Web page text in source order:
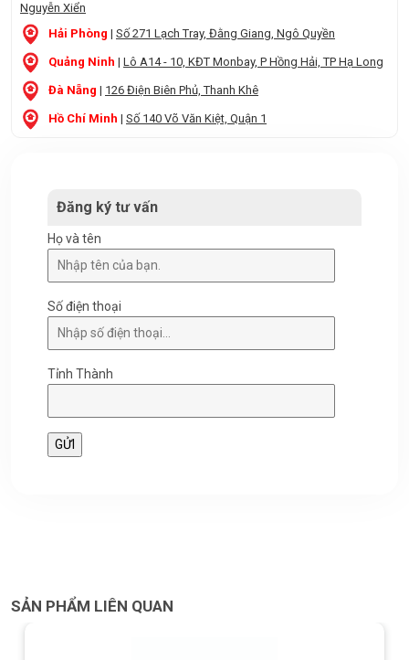
Nguyễn Xiển
Hải Phòng | Số 271 Lạch Tray, Đằng Giang, Ngô Quyền
Quảng Ninh | Lô A14 - 10, KĐT Monbay, P Hồng Hải, TP Hạ Long
Đà Nẵng | 126 Điện Biên Phủ, Thanh Khê
Hồ Chí Minh | Số 140 Võ Văn Kiệt, Quận 1
Đăng ký tư vấn
Họ và tên
Số điện thoại
Tỉnh Thành
SẢN PHẨM LIÊN QUAN